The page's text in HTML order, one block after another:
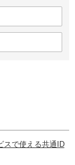
スで使える共通ID